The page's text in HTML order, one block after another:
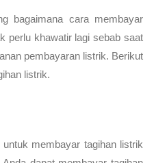
bagaimana cara membayar
perlu khawatir lagi sebab saat
pembayaran listrik. Berikut
listrik.
membayar tagihan listrik